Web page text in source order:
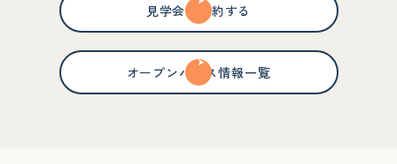
見学会を予約する
オープンハウス情報一覧